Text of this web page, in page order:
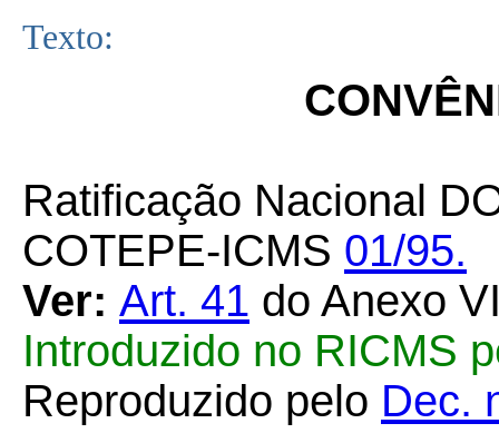
Texto:
Ratificação Nacional
COTEPE-ICMS 01/95.
Ver: Art. 41 do Anexo
Introduzido no RICMS
Reproduzido pelo Dec.